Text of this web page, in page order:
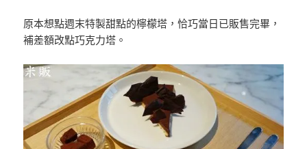
原本想點週末特製甜點的檸檬塔，恰巧當日已販售完畢，
補差額改點巧克力塔。